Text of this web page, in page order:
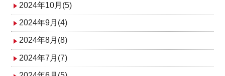
2024年10月(5)
2024年9月(4)
2024年8月(8)
2024年7月(7)